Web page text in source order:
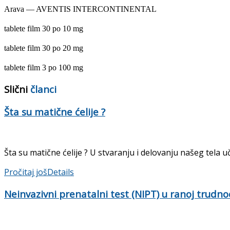
Arava — AVENTIS INTERCONTINENTAL
tablete film 30 po 10 mg
tablete film 30 po 20 mg
tablete film 3 po 100 mg
Slični članci
Šta su matične ćelije ?
Šta su matične ćelije ? U stvaranju i delovanju našeg tela
Pročitaj jošDetails
Neinvazivni prenatalni test (NIPT) u ranoj